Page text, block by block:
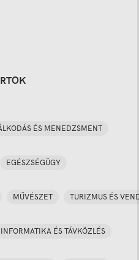
ÉS MENEDZSMENT
EGÉSZSÉGÜGY
MŰVÉSZET TURIZMUS ÉS
INFORMATIKA ÉS TÁVKÖZLÉS